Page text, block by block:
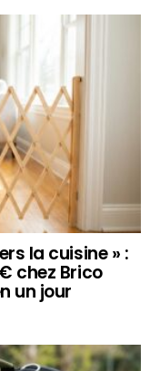
la cuisine » :
chez Brico
un jour